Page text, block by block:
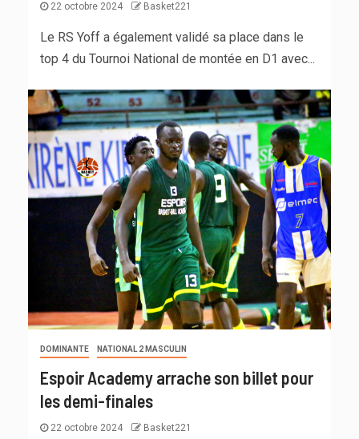
22 octobre 2024 Basket221
Le RS Yoff a également validé sa place dans le
top 4 du Tournoi National de montée en D1 avec...
DOMINANTE NATIONAL 2 MASCULIN
Espoir Academy arrache son billet pour
les demi-finales
22 octobre 2024 Basket221